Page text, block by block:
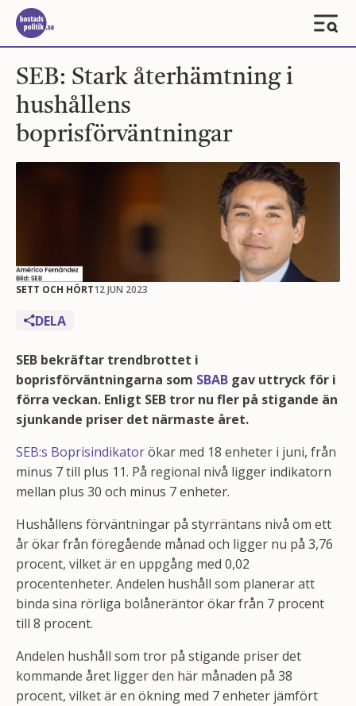
SEB: Stark återhämtning i
hushållens
boprisförväntningar
SETT OCH HÖRT12 JUN 2023
DELA
SEB bekräftar trendbrottet i
boprisförväntningarna som SBAB gav uttryck för i
förra veckan. Enligt SEB tror nu fler på stigande än
sjunkande priser det närmaste året.
SEB:s Boprisindikatorökar med 18 enheter i juni, från
minus 7 till plus 11. På regional nivå ligger indikatorn
mellan plus 30 och minus 7 enheter.
Hushållens förväntningar på styrräntans nivå om ett
år ökar från föregående månad och ligger nu på 3,76
procent, vilket är en uppgång med 0,02
procentenheter. Andelen hushåll som planerar att
binda sina rörliga bolåneräntor ökar från 7 procent
till 8 procent.
Andelen hushåll som tror på stigande priser det
kommande året ligger den här månaden på 38
procent, vilket är en ökning med 7 enheter jämfört